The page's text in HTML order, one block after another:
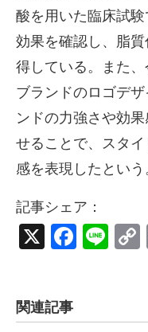
酸を用いた臨床試
効果を確認し、脂
得している。また、
ブランドのロゴデ
ンドの力強さや効
せることで、スタ
感を表現したという
記事シェア：
X
関連記事